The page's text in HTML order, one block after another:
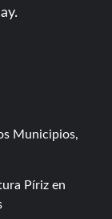
Municipios,
Píriz en